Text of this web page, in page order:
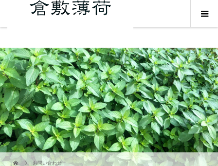
お問い合わせ